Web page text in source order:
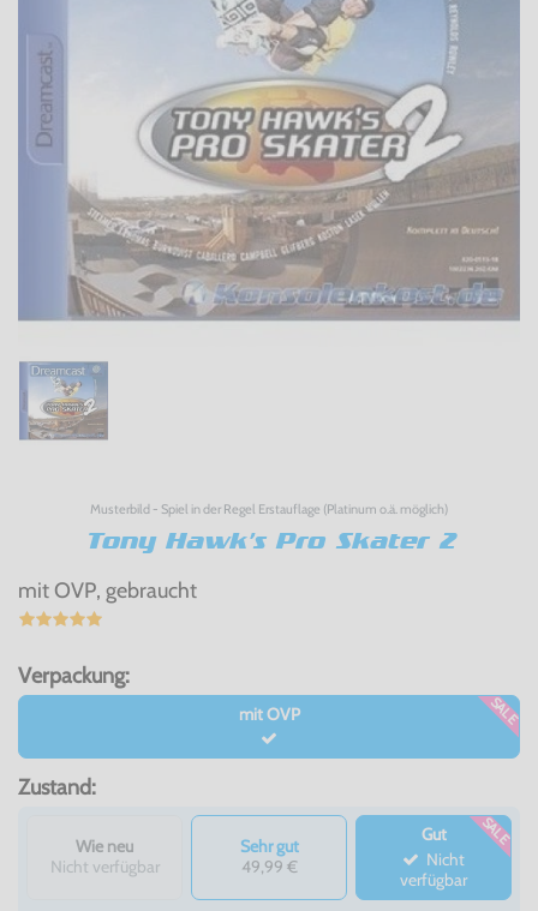
Musterbild - Spiel in der Regel Erstauflage (Platinum o.ä. möglich)
Tony Hawk's Pro Skater 2
mit OVP, gebraucht
Verpackung:
mit OVP SALE
Zustand:
Wie neu
Nicht verfügbar
Sehr gut
49,99 €
Gut
verfügbar
SALE